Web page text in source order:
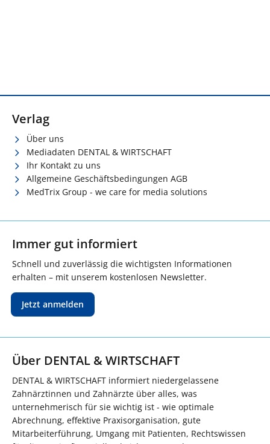
Verlag
Über uns
Mediadaten DENTAL & WIRTSCHAFT
Ihr Kontakt zu uns
Allgemeine Geschäftsbedingungen AGB
MedTrix Group - we care for media solutions
Immer gut informiert
Schnell und zuverlässig die wichtigsten Informationen
erhalten – mit unserem kostenlosen Newsletter.
Jetzt anmelden
Über DENTAL & WIRTSCHAFT
DENTAL & WIRTSCHAFT informiert niedergelassene
Zahnärztinnen und Zahnärzte über alles, was
unternehmerisch für sie wichtig ist - wie optimale
Abrechnung, effektive Praxisorganisation, gute
Mitarbeiterführung, Umgang mit Patienten, Rechtswissen